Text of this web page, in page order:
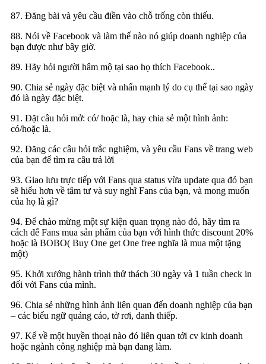
87. Đăng bài và yêu cầu điền vào chỗ trống còn thiếu.
88. Nói về Facebook và làm thế nào nó giúp doanh nghiệp của
bạn được như bây giờ.
89. Hãy hỏi người hâm mộ tại sao họ thích Facebook..
90. Chia sẻ ngày đặc biệt và nhấn mạnh lý do cụ thể tại sao ngày
đó là ngày đặc biệt.
91. Đặt câu hỏi mở: có/ hoặc là, hay chia sẻ một hình ảnh:
có/hoặc là.
92. Đăng các câu hỏi trắc nghiệm, và yêu cầu Fans về trang web
của bạn để tìm ra câu trả lời
93. Giao lưu trực tiếp với Fans qua status vừa update qua đó bạn
sẽ hiểu hơn về tâm tư và suy nghĩ Fans của bạn, và mong muốn
của họ là gì?
94. Để chào mừng một sự kiện quan trọng nào đó, hãy tìm ra
cách để Fans mua sản phẩm của bạn với hình thức discount 20%
hoặc là BOBO( Buy One get One free nghĩa là mua một tặng
một)
95. Khởi xướng hành trình thử thách 30 ngày và 1 tuần check in
đối với Fans của mình.
96. Chia sẻ những hình ảnh liên quan đến doanh nghiệp của bạn
– các biểu ngữ quảng cáo, tờ rơi, danh thiếp.
97. Kể về một huyền thoại nào đó liên quan tới cv kinh doanh
hoặc ngành công nghiệp mà bạn đang làm.